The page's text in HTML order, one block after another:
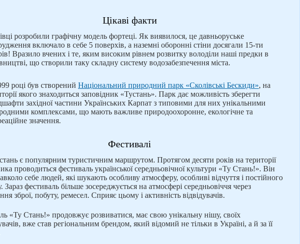
Цікаві факти
розробили графічну модель фортеці. Як виявилося, це давньоруське
включало в себе 5 поверхів, а наземні оборонні стіни досягали 15-ти
Вразило вчених і те, яким високим рівнем розвитку володіли наші предки в
що створили таку складну систему водозабезпечення міста.
році був створений Національний природний парк «Сколівські Бескиди», на
якого знаходиться заповідник «Тустань». Парк дає можливість зберегти
західної частини Українських Карпат з типовими для них унікальними
комплексами, що мають важливе природоохоронне, екологічне та
значення.
Фестивалі
є популярним туристичним маршрутом. Протягом десяти років на території
проводиться фестиваль української середньовічної культури «Ту Стань!». Він
себе людей, які шукають особливу атмосферу, особливі відчуття і постійного
Зараз фестиваль більше зосереджується на атмосфері середньовіччя через
зброї, побуту, ремесел. Сприяє цьому і активність відвідувачів.
«Ту Стань!» продовжує розвиватися, має свою унікальну нішу, своїх
вже став регіональним брендом, який відомий не тільки в Україні, а й за її